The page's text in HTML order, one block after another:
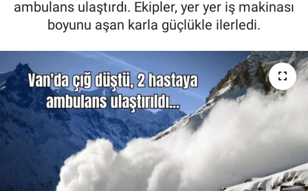
ambulans ulaştırdı. Ekipler, yer yer iş makinası
boyunu aşan karla güçlükle ilerledi.